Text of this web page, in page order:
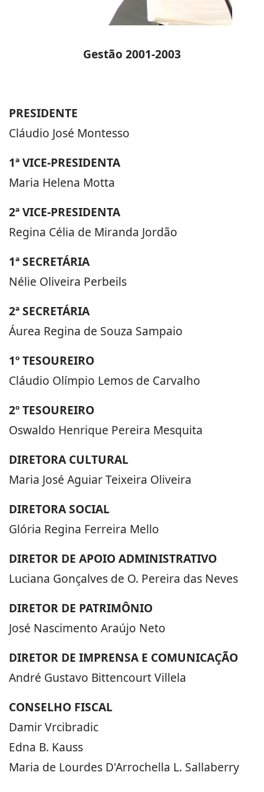
Gestão 2001-2003
PRESIDENTE
Cláudio José Montesso
1ª VICE-PRESIDENTA
Maria Helena Motta
2ª VICE-PRESIDENTA
Regina Célia de Miranda Jordão
1ª SECRETÁRIA
Nélie Oliveira Perbeils
2ª SECRETÁRIA
Áurea Regina de Souza Sampaio
1º TESOUREIRO
Cláudio Olímpio Lemos de Carvalho
2º TESOUREIRO
Oswaldo Henrique Pereira Mesquita
DIRETORA CULTURAL
Maria José Aguiar Teixeira Oliveira
DIRETORA SOCIAL
Glória Regina Ferreira Mello
DIRETOR DE APOIO ADMINISTRATIVO
Luciana Gonçalves de O. Pereira das Neves
DIRETOR DE PATRIMÔNIO
José Nascimento Araújo Neto
DIRETOR DE IMPRENSA E COMUNICAÇÃO
André Gustavo Bittencourt Villela
CONSELHO FISCAL
Damir Vrcibradic
Edna B. Kauss
Maria de Lourdes D'Arrochella L. Sallaberry